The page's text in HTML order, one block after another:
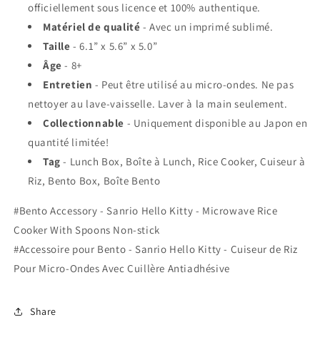
Cuiseur
de
Riz
Pour
Micro-
Ondes
Avec
Cuillère
Antiadhésive
Cuiseur
de
Riz
Ondes
Avec
Cuillère
Antiadhésive
officiellement sous licence et 100% authentique.
Matériel de qualité - Avec un imprimé sublimé.
Taille - 6.1” x 5.6” x 5.0”
Âge - 8+
Entretien - Peut être utilisé au micro-ondes. Ne pas
nettoyer au lave-vaisselle. Laver à la main seulement.
Collectionnable - Uniquement disponible au Japon en
quantité limitée!
Tag - Lunch Box, Boîte à Lunch, Rice Cooker, Cuiseur à
Riz, Bento Box, Boîte Bento
#Bento Accessory - Sanrio Hello Kitty - Microwave Rice
Cooker With Spoons Non-stick
#Accessoire pour Bento - Sanrio Hello Kitty - Cuiseur de Riz
Pour Micro-Ondes Avec Cuillère Antiadhésive
Share